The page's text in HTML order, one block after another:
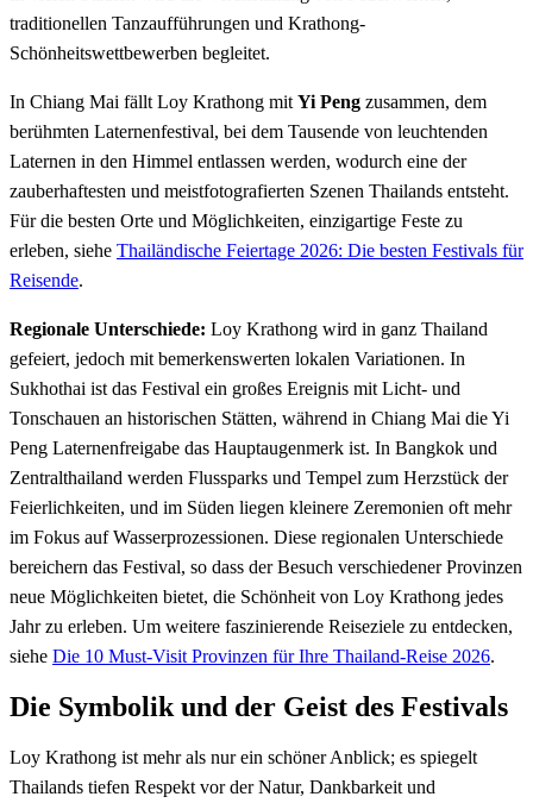
traditionellen Tanzaufführungen und Krathong-
Schönheitswettbewerben begleitet.
In Chiang Mai fällt Loy Krathong mit Yi Peng zusammen, dem
berühmten Laternenfestival, bei dem Tausende von leuchtenden
Laternen in den Himmel entlassen werden, wodurch eine der
zauberhaftesten und meistfotografierten Szenen Thailands entsteht.
Für die besten Orte und Möglichkeiten, einzigartige Feste zu
erleben, siehe Thailändische Feiertage 2026: Die besten Festivals für
Reisende.
Regionale Unterschiede: Loy Krathong wird in ganz Thailand
gefeiert, jedoch mit bemerkenswerten lokalen Variationen. In
Sukhothai ist das Festival ein großes Ereignis mit Licht- und
Tonschauen an historischen Stätten, während in Chiang Mai die Yi
Peng Laternenfreigabe das Hauptaugenmerk ist. In Bangkok und
Zentralthailand werden Flussparks und Tempel zum Herzstück der
Feierlichkeiten, und im Süden liegen kleinere Zeremonien oft mehr
im Fokus auf Wasserprozessionen. Diese regionalen Unterschiede
bereichern das Festival, so dass der Besuch verschiedener Provinzen
neue Möglichkeiten bietet, die Schönheit von Loy Krathong jedes
Jahr zu erleben. Um weitere faszinierende Reiseziele zu entdecken,
siehe Die 10 Must-Visit Provinzen für Ihre Thailand-Reise 2026.
Die Symbolik und der Geist des Festivals
Loy Krathong ist mehr als nur ein schöner Anblick; es spiegelt
Thailands tiefen Respekt vor der Natur, Dankbarkeit und